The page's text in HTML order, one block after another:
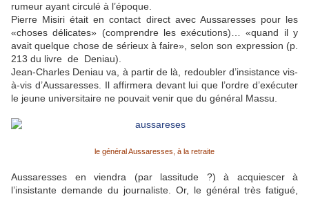
rumeur ayant circulé à l’époque.
Pierre Misiri était en contact direct avec Aussaresses pour les
«choses délicates» (comprendre les exécutions)… «quand il y
avait quelque chose de sérieux à faire», selon son expression (p.
213 du livre de Deniau).
Jean-Charles Deniau va, à partir de là, redoubler d’insistance vis-
à-vis d’Aussaresses. Il affirmera devant lui que l’ordre d’exécuter
le jeune universitaire ne pouvait venir que du général Massu.
le général Aussaresses, à la retraite
Aussaresses en viendra (par lassitude ?) à acquiescer à
l’insistante demande du journaliste. Or, le général très fatigué,